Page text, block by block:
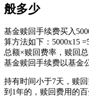
般多少
基金赎回手续费买入
算方法如下：5000x15
总额×赎回费率，赎回
基金赎回手续费以基金
持有时间小于7天，赎
到1年的，赎回费用的